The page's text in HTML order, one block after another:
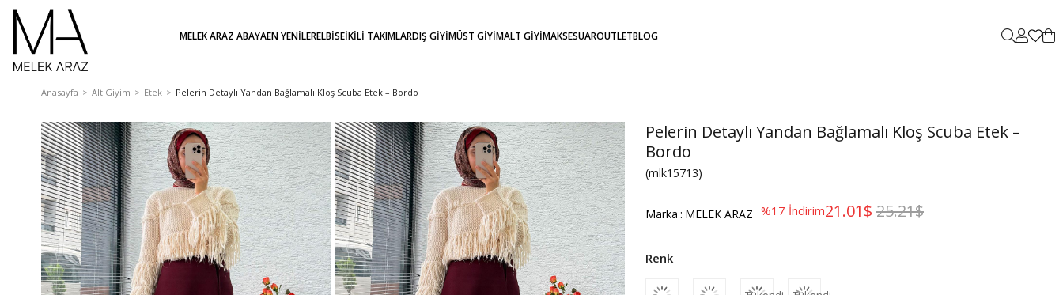
MELEK ARAZ ABAYAEN YENİLERELBİSEİKİLİ TAKIMLARDIŞ GİYİMÜST GİYİMALT GİYİMAKSESUAROUTLETBLOG
Anasayfa Alt Giyim Etek Pelerin Detaylı Yandan Bağlamalı Kloş Scuba Etek – Bordo
Pelerin Detaylı Yandan Bağlamalı Kloş Scuba Etek –
Bordo
(mlk15713)
Marka : MELEK ARAZ %17 İndirim 25.21$
21.01$